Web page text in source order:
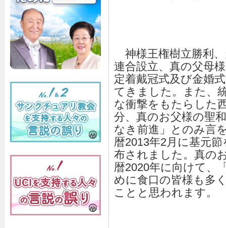
神様王権樹立勝利
連合設立、真の父母
定着戴冠式及び金婚
てきました。また、
な衝撃をもたらした
分、真のお父様の聖
なき前進」とのみ言
暦2013年2月に基元
布されました。真の
暦2020年に向けて、
めに食口の皆様も多
ことと思われます。